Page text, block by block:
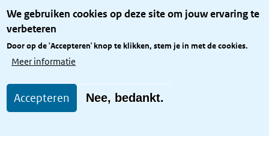
We gebruiken cookies op deze site om jouw ervaring te
verbeteren
Door op de 'Accepteren' knop te klikken, stem je in met de cookies.
Meer informatie
Accepteren Nee, bedankt.
Privacy
Toegang site openbaar
Toegankelijkheid